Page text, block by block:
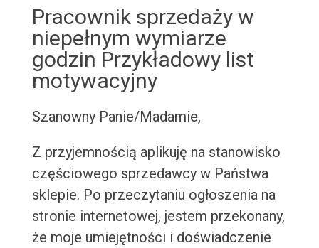
Pracownik sprzedaży w
niepełnym wymiarze
godzin Przykładowy list
motywacyjny
Szanowny Panie/Madamie,
Z przyjemnością aplikuję na stanowisko
częściowego sprzedawcy w Państwa
sklepie. Po przeczytaniu ogłoszenia na
stronie internetowej, jestem przekonany,
że moje umiejętności i doświadczenie